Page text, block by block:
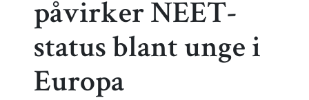
påvirker NEET-
status blant unge i
Europa